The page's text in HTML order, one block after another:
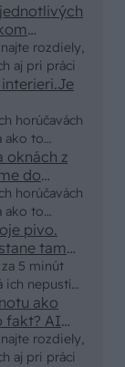
rozdiely,
aj pri práci
rád
podel
? To
stavať
!!!
horúčavách
ako to
horúčavách
ako to
oknách z
do
100
5 minút
ich nepustí
pivo.
tam
rozdiely,
aj pri práci
ako
tak 15